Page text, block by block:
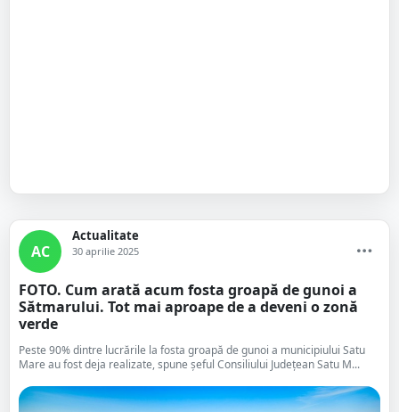
AC
Actualitate
30 aprilie 2025
FOTO. Cum arată acum fosta groapă de gunoi a
Sătmarului. Tot mai aproape de a deveni o zonă
verde
Peste 90% dintre lucrările la fosta groapă de gunoi a municipiului Satu
Mare au fost deja realizate, spune șeful Consiliului Județean Satu M...